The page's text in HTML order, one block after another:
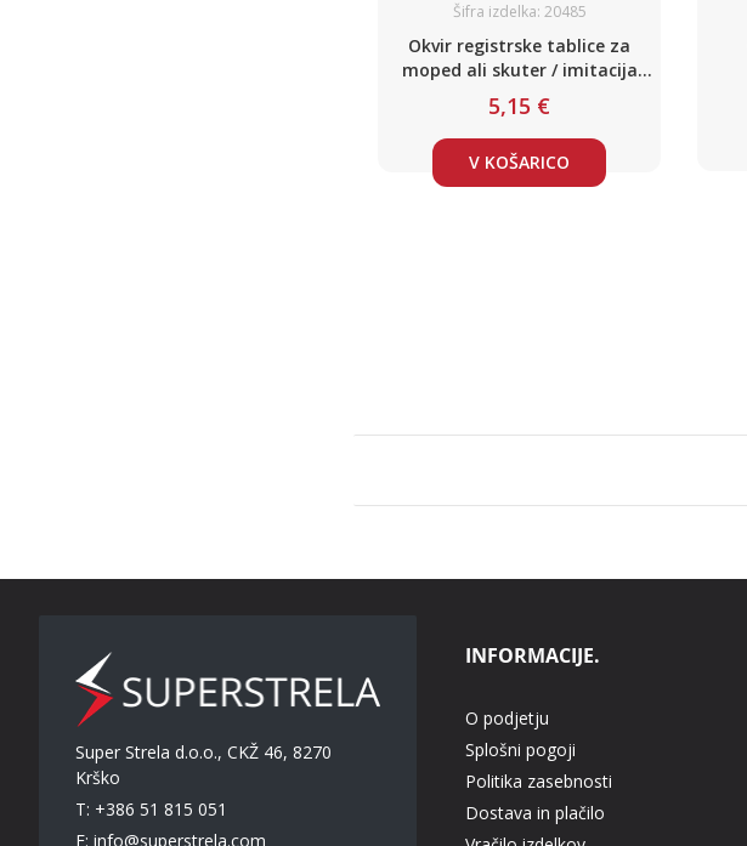
Šifra izdelka: 20485
Okvir registrske tablice za
moped ali skuter / imitacija
kroma (glej dimenzijo)
5,15 €
V KOŠARICO
Super Strela d.o.o., CKŽ 46, 8270
Krško
T: +386 51 815 051
E: info@superstrela.com
INFORMACIJE.
O podjetju
Splošni pogoji
Politika zasebnosti
Dostava in plačilo